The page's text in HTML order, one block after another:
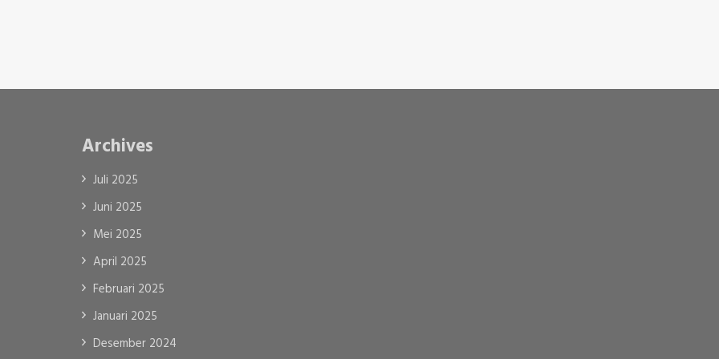
Archives
Juli 2025
Juni 2025
Mei 2025
April 2025
Februari 2025
Januari 2025
Desember 2024